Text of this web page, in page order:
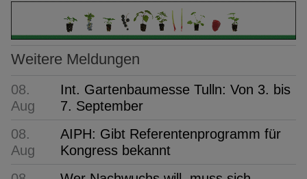
Weitere Meldungen
08.
Aug
Int. Gartenbaumesse Tulln: Von 3. bis
7. September
08.
Aug
AIPH: Gibt Referentenprogramm für
Kongress bekannt